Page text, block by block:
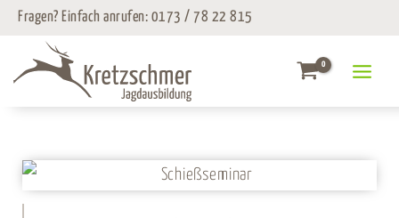
Zum
springen
Fragen? Einfach anrufen: 0173 / 78 22 815